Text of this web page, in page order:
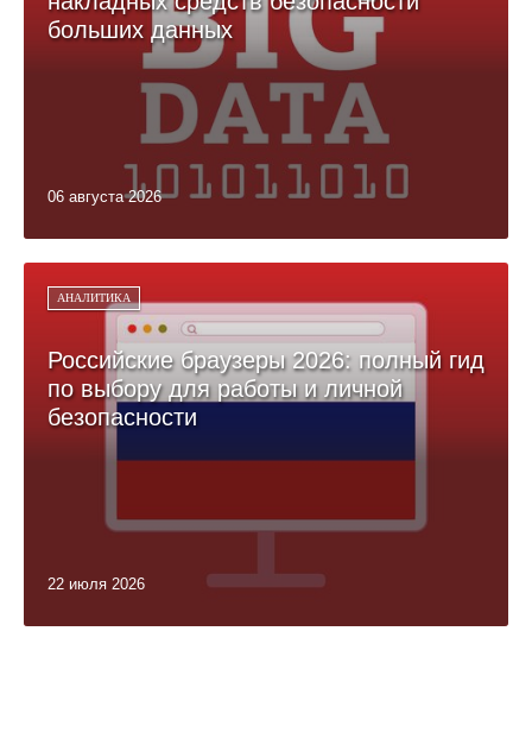
больших данных
06 августа 2026
АНАЛИТИКА
Российские браузеры 2026: полный гид
по выбору для работы и личной
безопасности
22 июля 2026